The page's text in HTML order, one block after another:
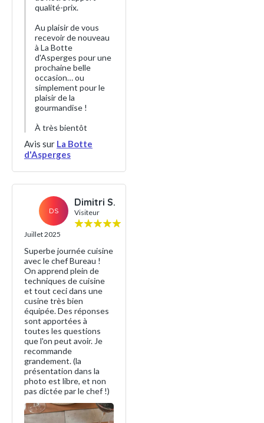
qualité-prix.
Au plaisir de vous
recevoir de nouveau
à La Botte
d'Asperges pour une
prochaine belle
occasion… ou
simplement pour le
plaisir de la
gourmandise !
À très bientôt
Avis sur La Botte
d'Asperges
DS
Dimitri S.
Visiteur
Juillet 2025
Superbe journée cuisine
avec le chef Bureau !
On apprend plein de
techniques de cuisine
et tout ceci dans une
cusine très bien
équipée. Des réponses
sont apportées à
toutes les questions
que l'on peut avoir. Je
recommande
grandement. (la
présentation dans la
photo est libre, et non
pas dictée par le chef !)